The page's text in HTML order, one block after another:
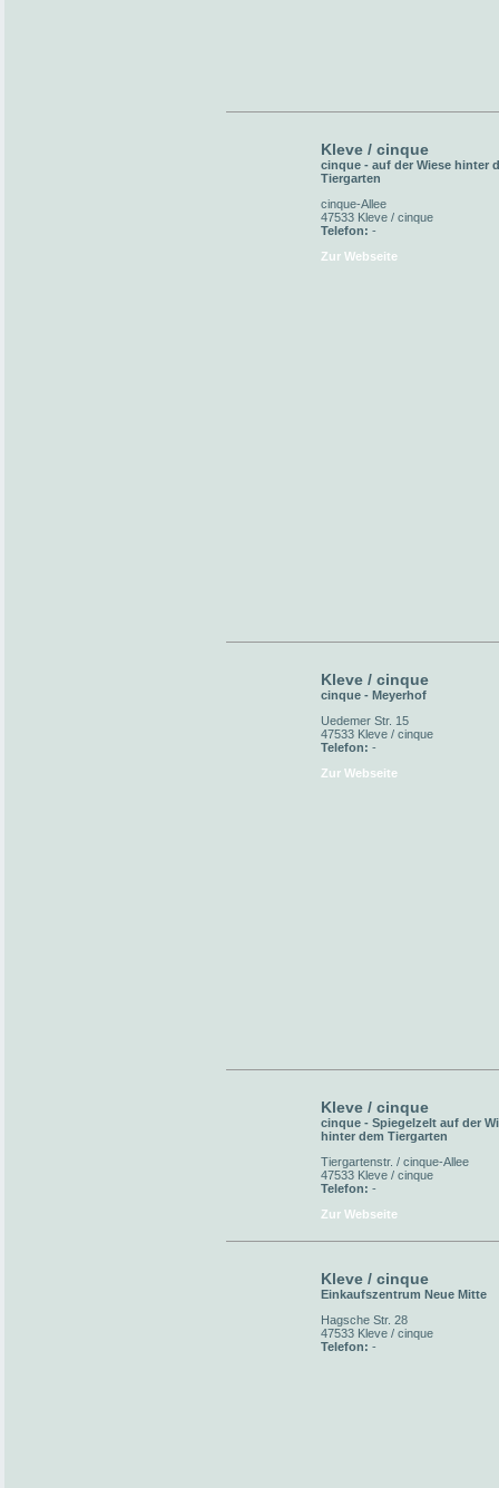
Kleve / cinque
cinque - auf der Wiese hinter
Tiergarten
cinque-Allee
47533 Kleve / cinque
Telefon: -
Zur Webseite
Kleve / cinque
cinque - Meyerhof
Uedemer Str. 15
47533 Kleve / cinque
Telefon: -
Zur Webseite
Kleve / cinque
cinque - Spiegelzelt auf der
hinter dem Tiergarten
Tiergartenstr. / cinque-Allee
47533 Kleve / cinque
Telefon: -
Zur Webseite
Kleve / cinque
Einkaufszentrum Neue Mitte
Hagsche Str. 28
47533 Kleve / cinque
Telefon: -